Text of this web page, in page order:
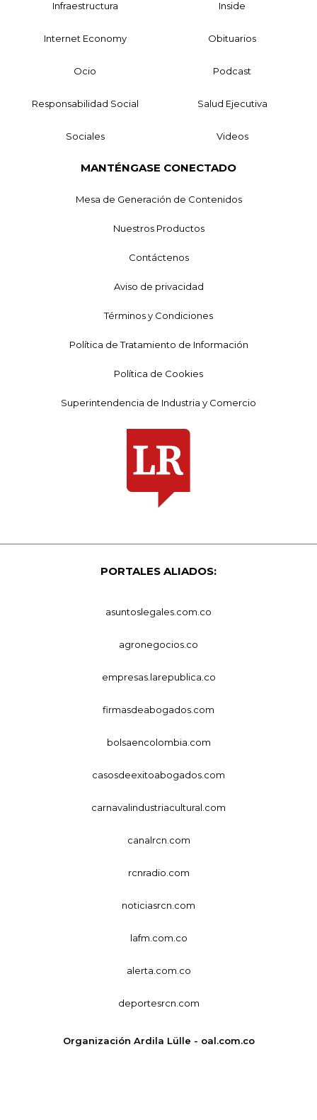
Infraestructura Inside
Internet Economy Obituarios
Ocio Podcast
Responsabilidad Social Salud Ejecutiva
Sociales Videos
MANTÉNGASE CONECTADO
Mesa de Generación de Contenidos
Nuestros Productos
Contáctenos
Aviso de privacidad
Términos y Condiciones
Política de Tratamiento de Información
Política de Cookies
Superintendencia de Industria y Comercio
PORTALES ALIADOS:
asuntoslegales.com.co
agronegocios.co
empresas.larepublica.co
firmasdeabogados.com
bolsaencolombia.com
casosdeexitoabogados.com
carnavalindustriacultural.com
canalrcn.com
rcnradio.com
noticiasrcn.com
lafm.com.co
alerta.com.co
deportesrcn.com
Organización Ardila Lülle - oal.com.co